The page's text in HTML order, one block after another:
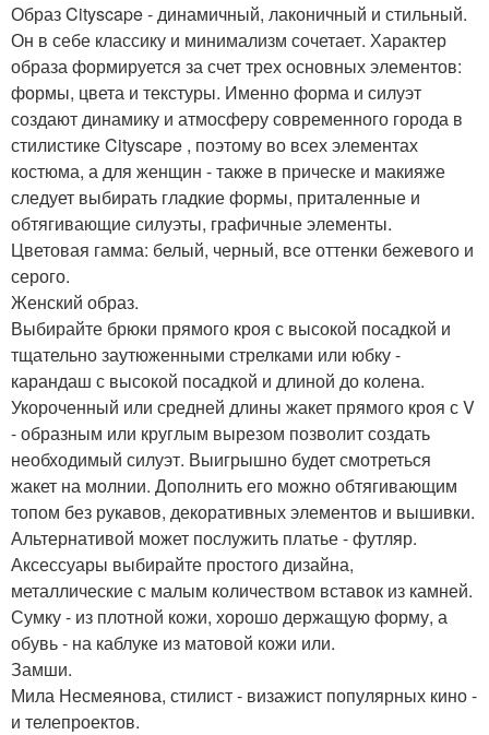
Образ Cityscape - динамичный, лаконичный и стильный.
Он в себе классику и минимализм сочетает. Характер
образа формируется за счет трех основных элементов:
формы, цвета и текстуры. Именно форма и силуэт
создают динамику и атмосферу современного города в
стилистике Cityscape , поэтому во всех элементах
костюма, а для женщин - также в прическе и макияже
следует выбирать гладкие формы, приталенные и
обтягивающие силуэты, графичные элементы.
Цветовая гамма: белый, черный, все оттенки бежевого и
серого.
Женский образ.
Выбирайте брюки прямого кроя с высокой посадкой и
тщательно заутюженными стрелками или юбку -
карандаш с высокой посадкой и длиной до колена.
Укороченный или средней длины жакет прямого кроя с V
- образным или круглым вырезом позволит создать
необходимый силуэт. Выигрышно будет смотреться
жакет на молнии. Дополнить его можно обтягивающим
топом без рукавов, декоративных элементов и вышивки.
Альтернативой может послужить платье - футляр.
Аксессуары выбирайте простого дизайна,
металлические с малым количеством вставок из камней.
Сумку - из плотной кожи, хорошо держащую форму, а
обувь - на каблуке из матовой кожи или.
Замши.
Мила Несмеянова, стилист - визажист популярных кино -
и телепроектов.